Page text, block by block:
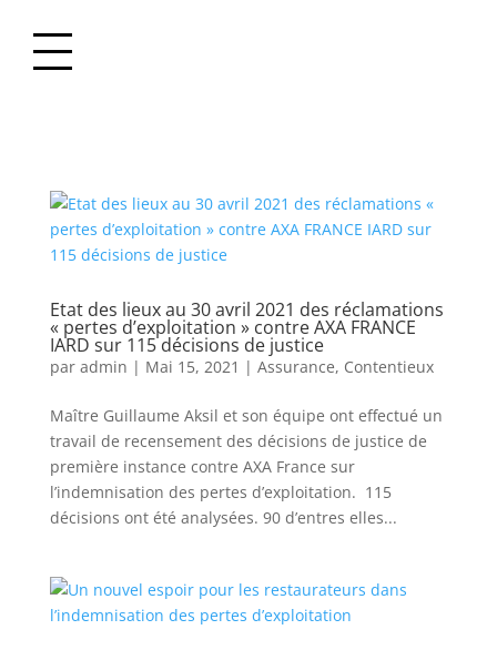
Etat des lieux au 30 avril 2021 des réclamations
« pertes d’exploitation » contre AXA FRANCE
IARD sur 115 décisions de justice
par admin | Mai 15, 2021 | Assurance, Contentieux
Maître Guillaume Aksil et son équipe ont effectué un
travail de recensement des décisions de justice de
première instance contre AXA France sur
l’indemnisation des pertes d’exploitation. 115
décisions ont été analysées. 90 d’entres elles...